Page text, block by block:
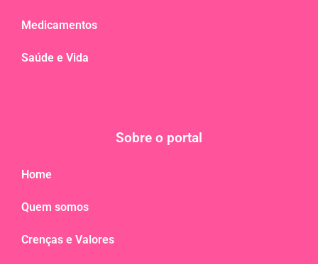
Medicamentos
Saúde e Vida
Sobre o portal
Home
Quem somos
Crenças e Valores